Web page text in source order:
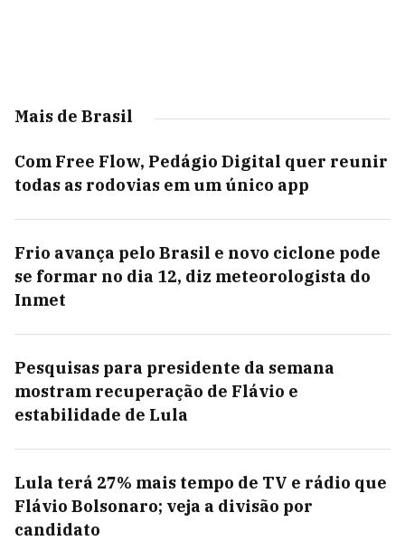
Mais de Brasil
Com Free Flow, Pedágio Digital quer reunir
todas as rodovias em um único app
Frio avança pelo Brasil e novo ciclone pode
se formar no dia 12, diz meteorologista do
Inmet
Pesquisas para presidente da semana
mostram recuperação de Flávio e
estabilidade de Lula
Lula terá 27% mais tempo de TV e rádio que
Flávio Bolsonaro; veja a divisão por
candidato